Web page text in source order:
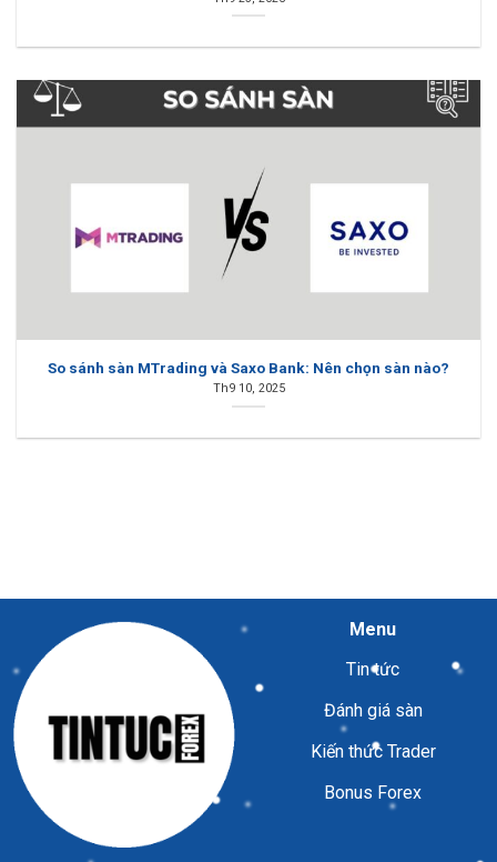
So sánh sàn MTrading và Saxo Bank: Nên chọn sàn nào?
Th9 10, 2025
Menu
Tin tức
Đánh giá sàn
Kiến thức Trader
Bonus Forex